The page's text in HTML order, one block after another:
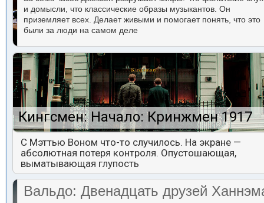
и домысли, что классические образы музыкантов. Он
приземляет всех. Делает живыми и помогает понять, что это
были за люди на самом деле
Кингсмен: Начало: Кринжмен 1917
С Мэттью Воном что-то случилось. На экране —
абсолютная потеря контроля. Опустошающая,
выматывающая глупость
Вальдо: Двенадцать друзей